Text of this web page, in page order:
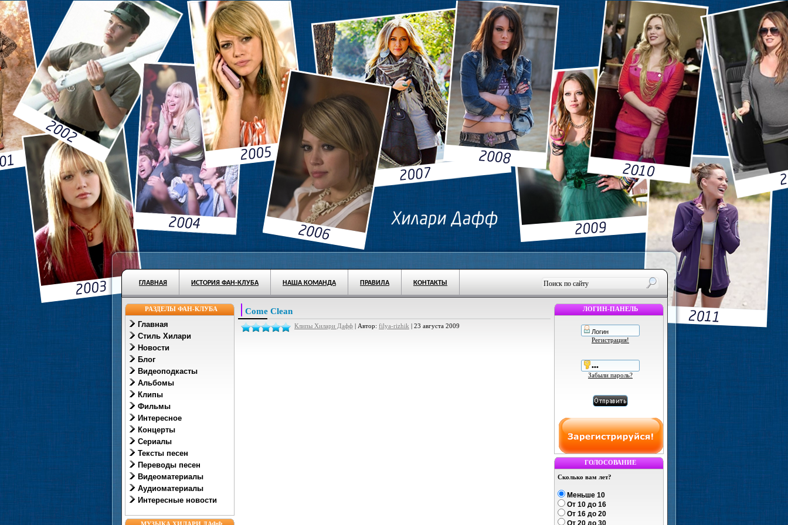
ГЛАВНАЯ ИСТОРИЯ ФАН-КЛУБА НАША КОМАНДА ПРАВИЛА КОНТАКТЫ
РАЗДЕЛЫ ФАН-КЛУБА
Главная
Стиль Хилари
Новости
Блог
Видеоподкасты
Альбомы
Клипы
Фильмы
Интересное
Концерты
Сериалы
Тексты песен
Переводы песен
Видеоматериалы
Аудиоматериалы
Интересные новости
Come Clean
Клипы Хилари Дафф | Автор: filya-rizhik | 23 августа 2009
ЛОГИН-ПАНЕЛЬ
Регистрация!
Забыли пароль?
ГОЛОСОВАНИЕ
Сколько вам лет?
Меньше 10
От 10 до 16
От 16 до 20
От 20 до 30